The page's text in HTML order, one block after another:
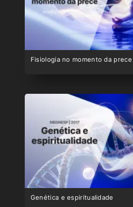
Fisiologia no momento da prece
Genética e espiritualidade